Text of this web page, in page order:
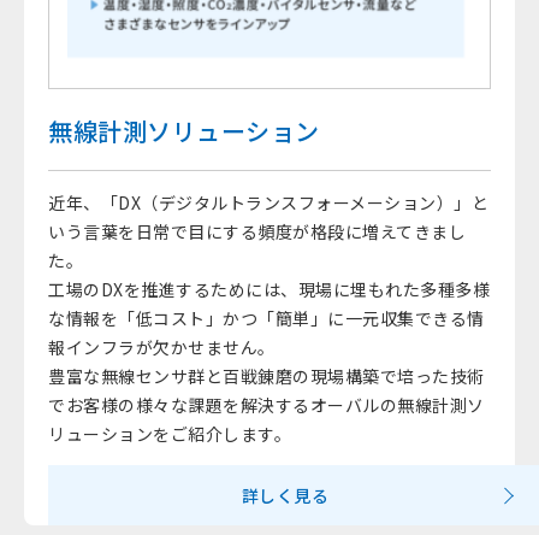
無線計測ソリューション
近年、「DX（デジタルトランスフォーメーション）」と
いう言葉を日常で目にする頻度が格段に増えてきまし
た。
工場のDXを推進するためには、現場に埋もれた多種多様
な情報を「低コスト」かつ「簡単」に一元収集できる情
報インフラが欠かせません。
豊富な無線センサ群と百戦錬磨の現場構築で培った技術
でお客様の様々な課題を解決するオーバルの無線計測ソ
リューションをご紹介します。
詳しく見る